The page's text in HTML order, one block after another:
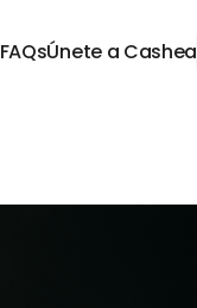
FAQsÚnete a Cashea